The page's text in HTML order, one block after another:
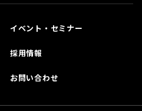
イベント・セミナー
採用情報
お問い合わせ